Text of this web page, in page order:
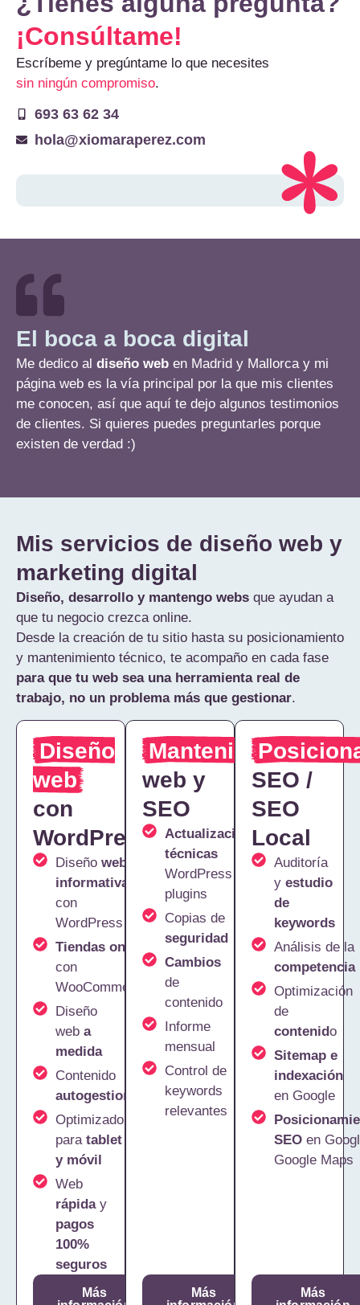
¡Consúltame!
Escríbeme y pregúntame lo que necesites
sin ningún compromiso.
693 63 62 34
hola@xiomaraperez.com
El boca a boca digital
Me dedico al diseño web en Madrid y Mallorca y mi
página web es la vía principal por la que mis clientes
me conocen, así que aquí te dejo algunos testimonios
de clientes. Si quieres puedes preguntarles porque
existen de verdad :)
Mis servicios de diseño web y
marketing digital
Diseño, desarrollo y mantengo webs que ayudan a
que tu negocio crezca online.
Desde la creación de tu sitio hasta su posicionamiento
y mantenimiento técnico, te acompaño en cada fase
para que tu web sea una herramienta real de
trabajo, no un problema más que gestionar.
Diseño
web
con
WordPress
Diseño webs
informativas
con
WordPress
Tiendas online
con
WooCommerce
Diseño
web a
medida
Contenido
autogestionable
Optimizado
para tablet
y móvil
Web
rápiday
pagos
100%
seguros
Más
Mantenimiento
web y
SEO
Actualizaciones
técnicas
WordPress y
plugins
Copias de
seguridad
Cambios
de
contenido
Informe
mensual
Control de
keywords
relevantes
Más
SEO /
SEO
Local
Auditoría
y estudio
de
keywords
Análisis de la
competencia
Optimización
de
contenido
Sitemap e
indexación
en Google
SEOen
Google Maps
Más